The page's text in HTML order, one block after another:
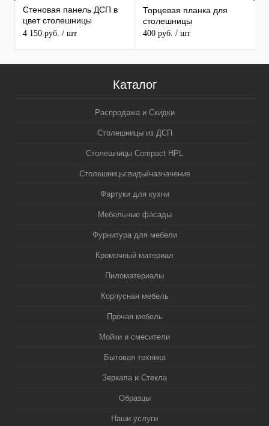
Стеновая панель ДСП в
цвет столешницы
MAERSS
4 150 руб. / шт
Торцевая планка для
столешницы
400 руб. / шт
Каталог
Распродажа и Скидки
Столешницы из ДСП
Столешницы Compact HPL
Столешницы:виды/назначение
Фартуки для кухни
Мебельные фасады
Фурнитура для мебели
Кромочный материал
Пиломатериалы
Корпусная мебель
Прочая мебель
Мойки и смесители
Бытовая техника
Зеркала и Стекла
Образцы
Наши услуги